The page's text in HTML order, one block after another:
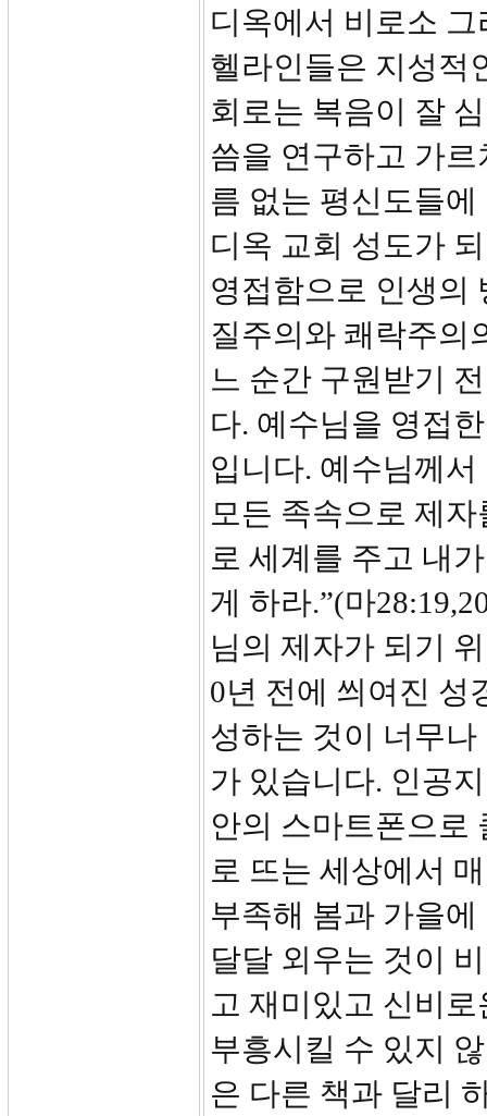
디옥에서 비로소
헬라인들은 지성적
회로는 복음이 잘
씀을 연구하고 가
름 없는 평신도들
디옥 교회 성도가
영접함으로 인생의
질주의와 쾌락주의
느 순간 구원받기
다. 예수님을 영접
입니다. 예수님께
모든 족속으로 제
로 세계를 주고 내
게 하라.”(마
님의 제자가 되기
0년 전에 씌여진 성
성하는 것이 너무
가 있습니다. 인공
안의 스마트폰으로
로 뜨는 세상에서
부족해 봄과 가을
달달 외우는 것이
고 재미있고 신비
부흥시킬 수 있지
은 다른 책과 달리